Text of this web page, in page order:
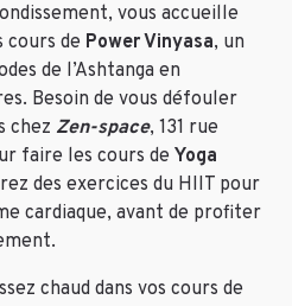
vous accueille
cours de Power Vinyasa, un
de l’Ashtanga en
Besoin de vous défouler
chez Zen-space, 131 rue
faire les cours de Yoga
des exercices du HIIT pour
cardiaque, avant de profiter
chaud dans vos cours de